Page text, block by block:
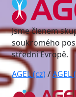
Jsme členem
soukromého
střední Evropě.
AGEL (cz) /AGEL